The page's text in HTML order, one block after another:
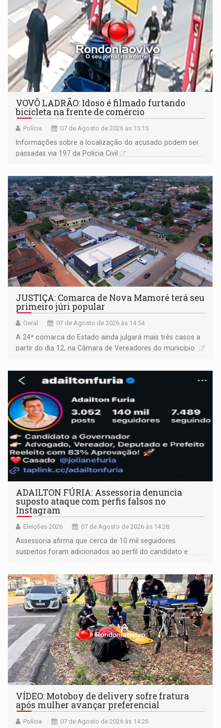
VOVÔ LADRÃO: Idoso é filmado furtando
bicicleta na frente de comércio
Polícia 07 de Agosto de 2026 às 15:15
Informações sobre a localização do acusado podem ser
passadas via 197 da Polícia Civil
JUSTIÇA: Comarca de Nova Mamoré terá seu
primeiro júri popular
Geral 07 de Agosto de 2026 às 14:54
A 24ª comarca do Estado ainda julgará mais três casos a
partir do dia 12, na Câmara de Vereadores do município
ADAILTON FÚRIA: Assessoria denuncia
suposto ataque com perfis falsos no
Instagram
Eleições 2026 07 de Agosto de 2026 às 14:28
Assessoria afirma que cerca de 10 mil seguidores
suspeitos foram adicionados ao perfil do candidato e
remover as contas
VÍDEO: Motoboy de delivery sofre fratura
após mulher avançar preferencial
Polícia 07 de Agosto de 2026 às 14:26